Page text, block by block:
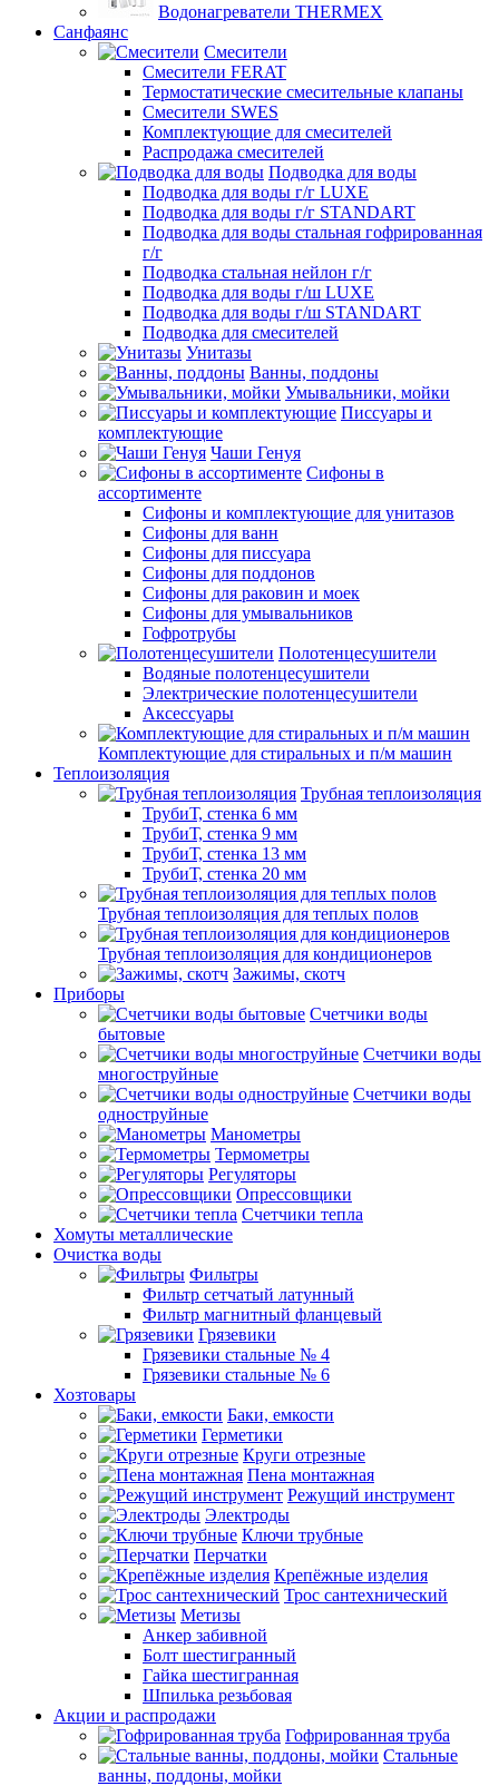
Водонагреватели THERMEX
Санфаянс
Смесители
Смесители FERAT
Термостатические смесительные клапаны
Смесители SWES
Комплектующие для смесителей
Распродажа смесителей
Подводка для воды
Подводка для воды г/г LUXE
Подводка для воды г/г STANDART
Подводка для воды стальная гофрированная
г/г
Подводка стальная нейлон г/г
Подводка для воды г/ш LUXE
Подводка для воды г/ш STANDART
Подводка для смесителей
Унитазы
Ванны, поддоны
Умывальники, мойки
Писсуары и
комплектующие
Чаши Генуя
Сифоны в
ассортименте
Сифоны и комплектующие для унитазов
Сифоны для ванн
Сифоны для писсуара
Сифоны для поддонов
Сифоны для раковин и моек
Сифоны для умывальников
Гофротрубы
Полотенцесушители
Водяные полотенцесушители
Электрические полотенцесушители
Аксессуары
Комплектующие для стиральных и п/м машин
Теплоизоляция
Трубная теплоизоляция
ТрубиТ, стенка 6 мм
ТрубиТ, стенка 9 мм
ТрубиТ, стенка 13 мм
ТрубиТ, стенка 20 мм
Трубная теплоизоляция для теплых полов
Трубная теплоизоляция для кондиционеров
Зажимы, скотч
Приборы
Счетчики воды
бытовые
Счетчики воды
многоструйные
Счетчики воды
одноструйные
Манометры
Термометры
Регуляторы
Опрессовщики
Счетчики тепла
Хомуты металлические
Очистка воды
Фильтры
Фильтр сетчатый латунный
Фильтр магнитный фланцевый
Грязевики
Грязевики стальные № 4
Грязевики стальные № 6
Хозтовары
Баки, емкости
Герметики
Круги отрезные
Пена монтажная
Режущий инструмент
Электроды
Ключи трубные
Перчатки
Крепёжные изделия
Трос сантехнический
Метизы
Анкер забивной
Болт шестигранный
Гайка шестигранная
Шпилька резьбовая
Акции и распродажи
Гофрированная труба
Стальные
ванны, поддоны, мойки